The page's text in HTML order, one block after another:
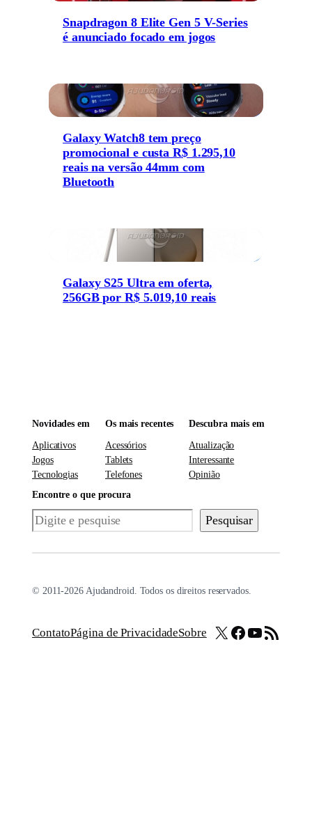
Snapdragon 8 Elite Gen 5 V-Series
é anunciado focado em jogos
Galaxy Watch8 tem preço
promocional e custa R$ 1.295,10
reais na versão 44mm com
Bluetooth
Galaxy S25 Ultra em oferta,
256GB por R$ 5.019,10 reais
Novidades em
Aplicativos
Jogos
Tecnologias
Os mais recentes
Acessórios
Tablets
Telefones
Descubra mais em
Atualização
Interessante
Opinião
Encontre o que procura
Pesquisar Pesquisar
© 2011-2026 Ajudandroid. Todos os direitos reservados.
ContatoPágina de PrivacidadeSobre X Facebook
Youtube
Feed RSS